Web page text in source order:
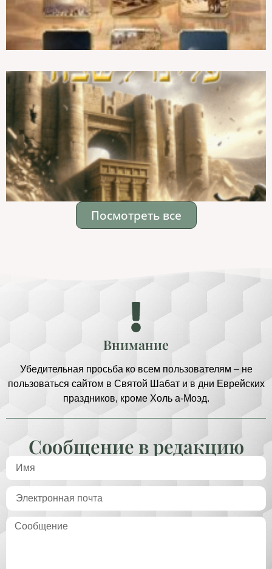
Посмотреть все
Внимание
Убедительная просьба ко всем пользователям – не
пользоваться сайтом в Святой Шабат и в дни Еврейских
праздников, кроме Холь а-Моэд.
Сообщение в редакцию